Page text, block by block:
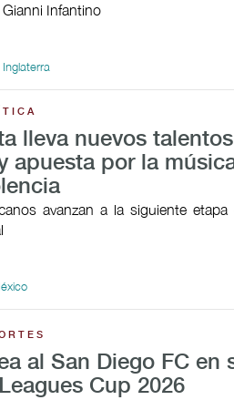
Infantino
lleva nuevos
apuesta por la
avanzan a la siguiente etapa
al San Diego FC en
Cup 2026